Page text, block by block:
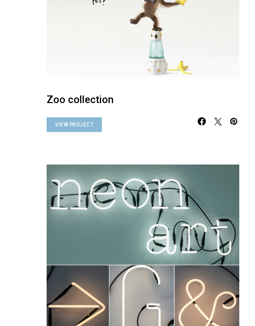
Zoo collection
VIEW PROJECT